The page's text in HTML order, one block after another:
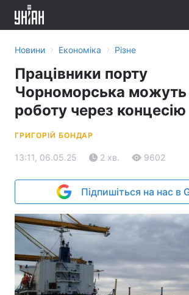
Новини › Економіка › Різне
Працівники порту
Чорноморська можуть
роботу через концесію
ГРИГОРІЙ БОНДАР
13:11, 06.05.25 2 хв. 9602
Підпишіться на нас в